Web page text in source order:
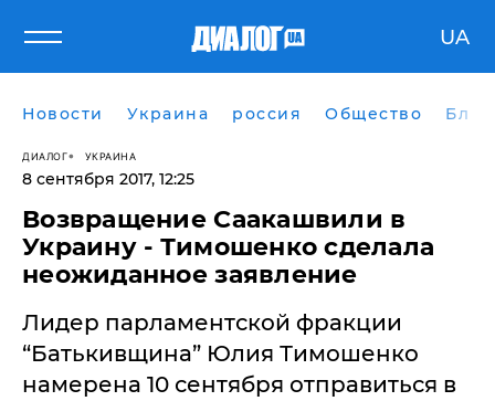
UA
Новости Украина россия Общество
ДИАЛОГ УКРАИНА
8 сентября 2017, 12:25
​Возвращение Саакашвили в
Украину - Тимошенко сделала
неожиданное заявление
Лидер парламентской фракции
“Батькивщина” Юлия Тимошенко
намерена 10 сентября отправиться в